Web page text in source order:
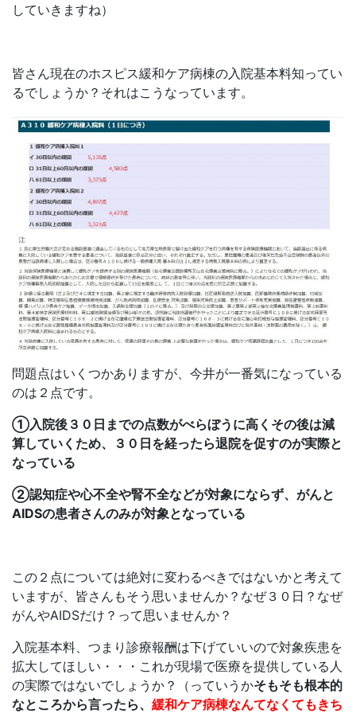
していきますね）
皆さん現在のホスピス緩和ケア病棟の入院基本料知ってい
るでしょうか？それはこうなっています。
問題点はいくつかありますが、今井が一番気になっている
のは２点です。
①入院後３０日までの点数がべらぼうに高くその後は減
算していくため、３０日を経ったら退院を促すのが実際と
なっている
②認知症や心不全や腎不全などが対象にならず、がんと
AIDSの患者さんのみが対象となっている
この２点については絶対に変わるべきではないかと考えて
いますが、皆さんもそう思いませんか？なぜ３０日？なぜ
がんやAIDSだけ？って思いませんか？
入院基本料、つまり診療報酬は下げていいので対象疾患を
拡大してほしい・・・これが現場で医療を提供している人
の実際ではないでしょうか？（っていうかそもそも根本的
なところから言ったら、 緩和ケア病棟なんてなくてもきち